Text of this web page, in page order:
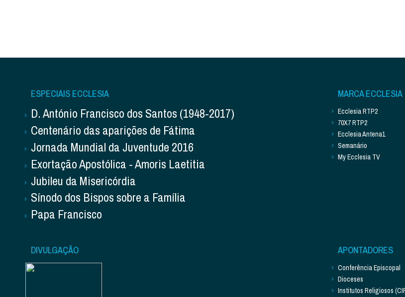
ESPECIAIS ECCLESIA
D. António Francisco dos Santos (1948-2017)
Centenário das aparições de Fátima
Jornada Mundial da Juventude 2016
Exortação Apostólica - Amoris Laetitia
Jubileu da Misericórdia
Sínodo dos Bispos sobre a Família
Papa Francisco
MARCA ECCLESIA
Ecclesia RTP2
70X7 RTP2
Ecclesia Antena1
Semanário
My Ecclesia TV
DIVULGAÇÃO APONTADORES
Conferência Episcopal
Dioceses
Institutos Religiosos